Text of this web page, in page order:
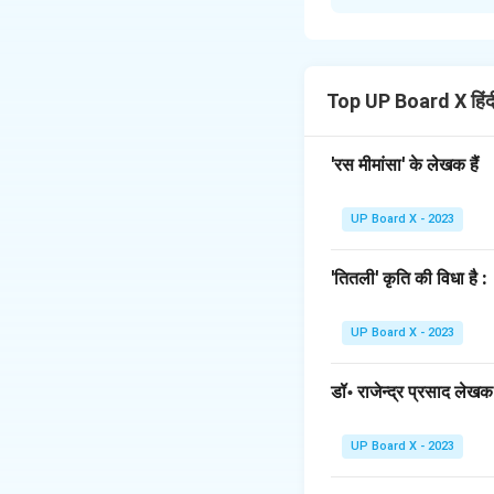
वीर और अदम्य साहसी:
स्वाभिमानी और दृढ़-
पार्क में उन्होंने अपनी
कुशल संगठनकर्ता और
नींव हिला दी थी।
त्याग और बलिदान का
युवाओं के लिए प्रेरणा
Download
Top UP Board X
'रस मीमांसा' के लेखक हैं
UP Board X - 2023
'तितली' कृति की विधा है :
UP Board X - 2023
डॉ॰ राजेन्द्र प्रसाद
UP Board X - 2023